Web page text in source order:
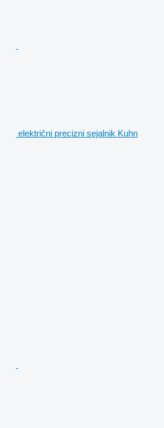
električni precizni sejalnik Kuhn